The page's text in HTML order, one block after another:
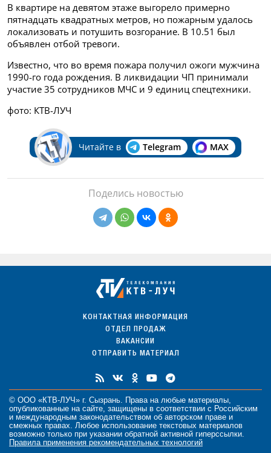
В квартире на девятом этаже выгорело примерно
пятнадцать квадратных метров, но пожарным удалось
локализовать и потушить возгорание. В 10.51 был
объявлен отбой тревоги.
Известно, что во время пожара получил ожоги мужчина
1990-го года рождения. В ликвидации ЧП принимали
участие 35 сотрудников МЧС и 9 единиц спецтехники.
фото: КТВ-ЛУЧ
Читайте в Telegram MAX
Поделись новостью
КОНТАКТНАЯ ИНФОРМАЦИЯ
ОТДЕЛ ПРОДАЖ
ВАКАНСИИ
ОТПРАВИТЬ МАТЕРИАЛ
© ООО «КТВ-ЛУЧ» г. Сызрань. Права на любые материалы
опубликованные на сайте, защищены в соответствии с Российским
и международным законодательством об авторском праве и
смежных правах. Любое использование текстовых материалов
возможно только при указании обратной активной гиперссылки.
Правила применения рекомендательных технологий